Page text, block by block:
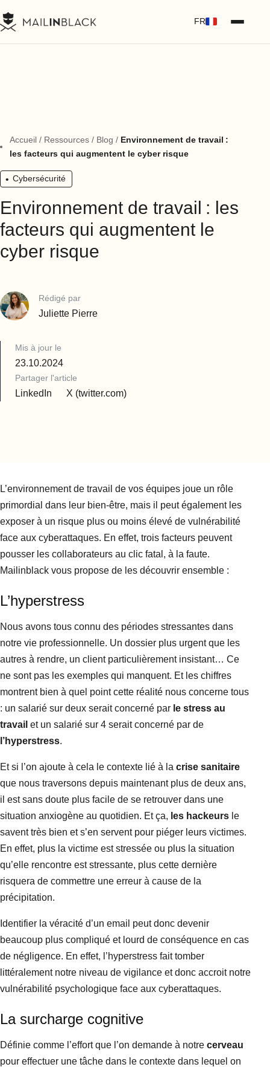
FR
Accueil / Ressources / Blog / Environnement de travail :
les facteurs qui augmentent le cyber risque
Cybersécurité
Environnement de travail : les
facteurs qui augmentent le
cyber risque
Rédigé par
Juliette Pierre
Mis à jour le
23.10.2024
Partager l'article
LinkedIn X (twitter.com)
L’environnement de travail de vos équipes joue un rôle
primordial dans leur bien-être, mais il peut également les
exposer à un risque plus ou moins élevé de vulnérabilité
face aux cyberattaques. En effet, trois facteurs peuvent
pousser les collaborateurs au clic fatal, à la faute.
Mailinblack vous propose de les découvrir ensemble :
L’hyperstress
Nous avons tous connu des périodes stressantes dans
notre vie professionnelle. Un dossier plus urgent que les
autres à rendre, un client particulièrement insistant… Ce
ne sont pas les exemples qui manquent. Et les chiffres
montrent bien à quel point cette réalité nous concerne tous
: un salarié sur deux serait concerné par le stress au
travail et un salarié sur 4 serait concerné par de
l’hyperstress.
Et si l’on ajoute à cela le contexte lié à la crise sanitaire
que nous traversons depuis maintenant plus de deux ans,
il est sans doute plus facile de se retrouver dans une
situation anxiogène au quotidien. Et ça, les hackeurs le
savent très bien et s’en servent pour piéger leurs victimes.
En effet, plus la victime est stressée ou plus la situation
qu’elle rencontre est stressante, plus cette dernière
risquera de commettre une erreur à cause de la
précipitation.
Identifier la véracité d’un email peut donc devenir
beaucoup plus compliqué et lourd de conséquence en cas
de négligence. En effet, l’hyperstress fait tomber
littéralement notre niveau de vigilance et donc accroit notre
vulnérabilité psychologique face aux cyberattaques.
La surcharge cognitive
Définie comme l’effort que l’on demande à notre cerveau
pour effectuer une tâche dans le contexte dans lequel on